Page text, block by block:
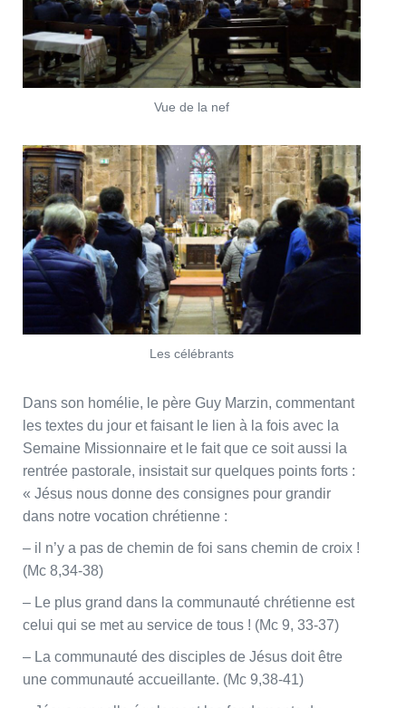
Vue de la nef
Les célébrants
Dans son homélie, le père Guy Marzin, commentant
les textes du jour et faisant le lien à la fois avec la
Semaine Missionnaire et le fait que ce soit aussi la
rentrée pastorale, insistait sur quelques points forts :
« Jésus nous donne des consignes pour grandir
dans notre vocation chrétienne :
– il n’y a pas de chemin de foi sans chemin de croix !
(Mc 8,34-38)
– Le plus grand dans la communauté chrétienne est
celui qui se met au service de tous ! (Mc 9, 33-37)
– La communauté des disciples de Jésus doit être
une communauté accueillante. (Mc 9,38-41)